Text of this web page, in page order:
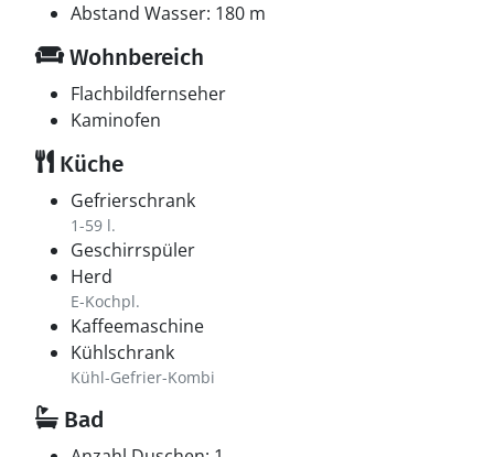
Abstand Wasser: 180 m
Wohnbereich
Flachbildfernseher
Kaminofen
Küche
Gefrierschrank
1-59 l.
Geschirrspüler
Herd
E-Kochpl.
Kaffeemaschine
Kühlschrank
Kühl-Gefrier-Kombi
Bad